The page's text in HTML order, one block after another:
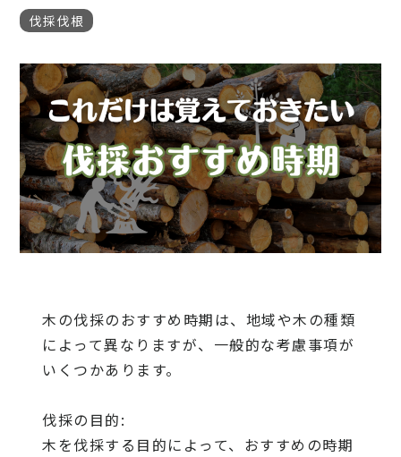
伐採伐根
木の伐採のおすすめ時期は、地域や木の種類
によって異なりますが、一般的な考慮事項が
いくつかあります。
伐採の目的:
木を伐採する目的によって、おすすめの時期